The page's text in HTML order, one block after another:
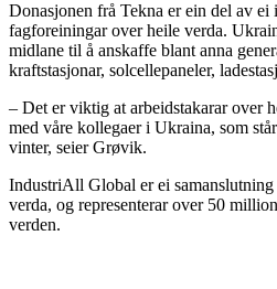
Donasjonen frå Tekna er ein del av ei
fagforeiningar over heile verda.
midlane til å anskaffe blant anna
kraftstasjonar, solcellepaneler,
– Det er viktig at arbeidstakarar over
med våre kollegaer i Ukraina, som
vinter, seier Grøvik.
IndustriAll Global er ei
verda, og representerar over 50
verden.